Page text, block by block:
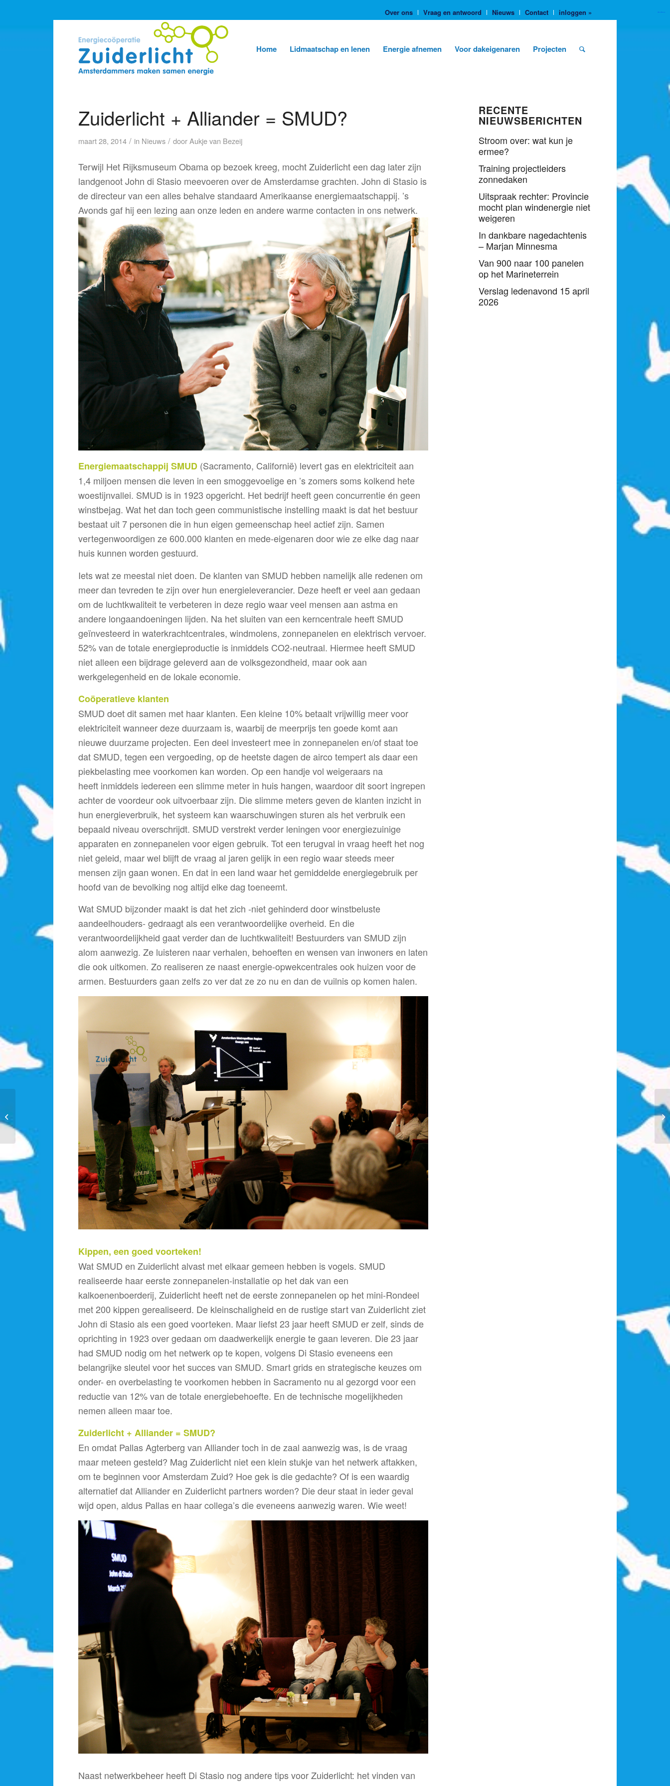
Over ons Vraag en antwoord Nieuws Contact inloggen »
Home Lidmaatschap en lenen Energie afnemen Voor dakeigenaren Projecten
Zuiderlicht + Alliander = SMUD?
maart 28, 2014 / in Nieuws / doorAukje van Bezeij
Terwijl Het Rijksmuseum Obama op bezoek kreeg, mocht Zuiderlicht een dag later zijn
landgenoot John di Stasio meevoeren over de Amsterdamse grachten. John di Stasio is
de directeur van een alles behalve standaard Amerikaanse energiemaatschappij. ’s
Avonds gaf hij een lezing aan onze leden en andere warme contacten in ons netwerk.
Energiemaatschappij SMUD (Sacramento, Californië) levert gas en elektriciteit aan
1,4 miljoen mensen die leven in een smoggevoelige en ’s zomers soms kolkend hete
woestijnvallei. SMUD is in 1923 opgericht. Het bedrijf heeft geen concurrentie én geen
winstbejag. Wat het dan toch geen communistische instelling maakt is dat het bestuur
bestaat uit 7 personen die in hun eigen gemeenschap heel actief zijn. Samen
vertegenwoordigen ze 600.000 klanten en mede-eigenaren door wie ze elke dag naar
huis kunnen worden gestuurd.
Iets wat ze meestal niet doen. De klanten van SMUD hebben namelijk alle redenen om
meer dan tevreden te zijn over hun energieleverancier. Deze heeft er veel aan gedaan
om de luchtkwaliteit te verbeteren in deze regio waar veel mensen aan astma en
andere longaandoeningen lijden. Na het sluiten van een kerncentrale heeft SMUD
geïnvesteerd in waterkrachtcentrales, windmolens, zonnepanelen en elektrisch vervoer.
52% van de totale energieproductie is inmiddels CO2-neutraal. Hiermee heeft SMUD
niet alleen een bijdrage geleverd aan de volksgezondheid, maar ook aan
werkgelegenheid en de lokale economie.
Coöperatieve klanten
SMUD doet dit samen met haar klanten. Een kleine 10% betaalt vrijwillig meer voor
elektriciteit wanneer deze duurzaam is, waarbij de meerprijs ten goede komt aan
nieuwe duurzame projecten. Een deel investeert mee in zonnepanelen en/of staat toe
dat SMUD, tegen een vergoeding, op de heetste dagen de airco tempert als daar een
piekbelasting mee voorkomen kan worden. Op een handje vol weigeraars na
heeft inmiddels iedereen een slimme meter in huis hangen, waardoor dit soort ingrepen
achter de voordeur ook uitvoerbaar zijn. Die slimme meters geven de klanten inzicht in
hun energieverbruik, het systeem kan waarschuwingen sturen als het verbruik een
bepaald niveau overschrijdt. SMUD verstrekt verder leningen voor energiezuinige
apparaten en zonnepanelen voor eigen gebruik. Tot een terugval in vraag heeft het nog
niet geleid, maar wel blijft de vraag al jaren gelijk in een regio waar steeds meer
mensen zijn gaan wonen. En dat in een land waar het gemiddelde energiegebruik per
hoofd van de bevolking nog altijd elke dag toeneemt.
Wat SMUD bijzonder maakt is dat het zich -niet gehinderd door winstbeluste
aandeelhouders- gedraagt als een verantwoordelijke overheid. En die
verantwoordelijkheid gaat verder dan de luchtkwaliteit! Bestuurders van SMUD zijn
alom aanwezig. Ze luisteren naar verhalen, behoeften en wensen van inwoners en laten
die ook uitkomen. Zo realiseren ze naast energie-opwekcentrales ook huizen voor de
armen. Bestuurders gaan zelfs zo ver dat ze zo nu en dan de vuilnis op komen halen.
Kippen, een goed voorteken!
Wat SMUD en Zuiderlicht alvast met elkaar gemeen hebben is vogels. SMUD
realiseerde haar eerste zonnepanelen-installatie op het dak van een
kalkoenenboerderij, Zuiderlicht heeft net de eerste zonnepanelen op het mini-Rondeel
met 200 kippen gerealiseerd. De kleinschaligheid en de rustige start van Zuiderlicht ziet
John di Stasio als een goed voorteken. Maar liefst 23 jaar heeft SMUD er zelf, sinds de
oprichting in 1923 over gedaan om daadwerkelijk energie te gaan leveren. Die 23 jaar
had SMUD nodig om het netwerk op te kopen, volgens Di Stasio eveneens een
belangrijke sleutel voor het succes van SMUD. Smart grids en strategische keuzes om
onder- en overbelasting te voorkomen hebben in Sacramento nu al gezorgd voor een
reductie van 12% van de totale energiebehoefte. En de technische mogelijkheden
nemen alleen maar toe.
Zuiderlicht + Alliander = SMUD?
En omdat Pallas Agterberg van Alliander toch in de zaal aanwezig was, is de vraag
maar meteen gesteld? Mag Zuiderlicht niet een klein stukje van het netwerk aftakken,
om te beginnen voor Amsterdam Zuid? Hoe gek is die gedachte? Of is een waardig
alternatief dat Alliander en Zuiderlicht partners worden? Die deur staat in ieder geval
wijd open, aldus Pallas en haar collega’s die eveneens aanwezig waren. Wie weet!
Naast netwerkbeheer heeft Di Stasio nog andere tips voor Zuiderlicht: het vinden van
RECENTE
NIEUWSBERICHTEN
Stroom over: wat kun je
ermee?
Training projectleiders
zonnedaken
Uitspraak rechter: Provincie
mocht plan windenergie niet
weigeren
In dankbare nagedachtenis
– Marjan Minnesma
Van 900 naar 100 panelen
op het Marineterrein
Verslag ledenavond 15 april
2026